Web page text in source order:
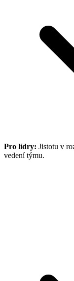
Pro lídry: Jistotu v
vedení týmu.